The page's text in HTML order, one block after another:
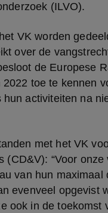
(ILVO).
VK worden
over de
de Europese
toe te kennen
activiteiten na
met het VK
“Voor onze
van hun maximaal
evenveel opgevist
ook in de toekomst